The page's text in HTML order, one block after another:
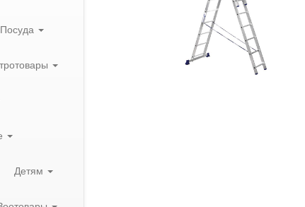
Посуда
Детям